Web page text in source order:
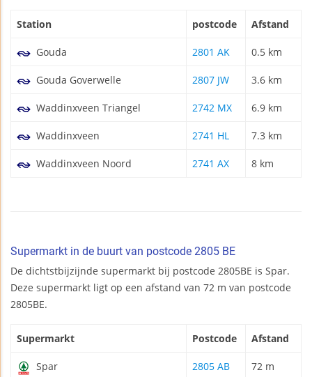
Station postcode Afstand
Gouda 2801 AK 0.5 km
Gouda Goverwelle 2807 JW 3.6 km
Waddinxveen Triangel 2742 MX 6.9 km
Waddinxveen 2741 HL 7.3 km
Waddinxveen Noord 2741 AX 8 km
Supermarkt in de buurt van postcode 2805 BE
De dichtstbijzijnde supermarkt bij postcode 2805BE is Spar.
Deze supermarkt ligt op een afstand van 72 m van postcode
2805BE.
Supermarkt Postcode Afstand
Spar 2805 AB 72 m